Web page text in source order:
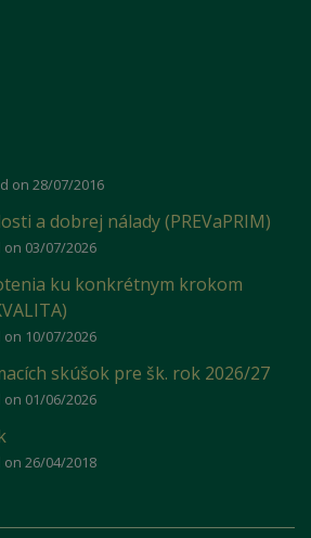
on 28/07/2016
a dobrej nálady (PREVaPRIM)
03/07/2026
ku konkrétnym krokom
10/07/2026
skúšok pre šk. rok 2026/27
01/06/2026
26/04/2018